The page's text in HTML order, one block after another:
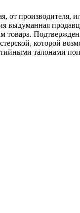
от производителя,
выдуманная
товара.
которой
талонами